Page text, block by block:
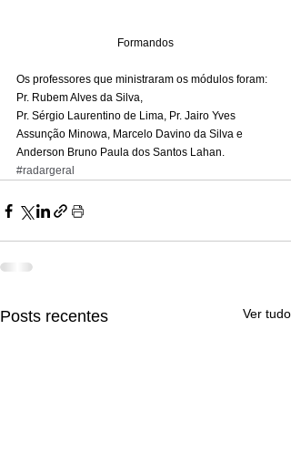
Formandos
Os professores que ministraram os módulos foram:
Pr. Rubem Alves da Silva,
Pr. Sérgio Laurentino de Lima, Pr. Jairo Yves
Assunção Minowa, Marcelo Davino da Silva e
Anderson Bruno Paula dos Santos Lahan.
#radargeral
Posts recentes Ver tudo